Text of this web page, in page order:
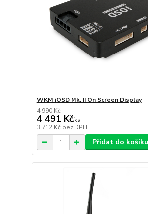
WKM iOSD Mk. II On Screen Display
4 990 Kč
4 491 Kč/ks
3 712 Kč bez DPH
Přidat do košíku